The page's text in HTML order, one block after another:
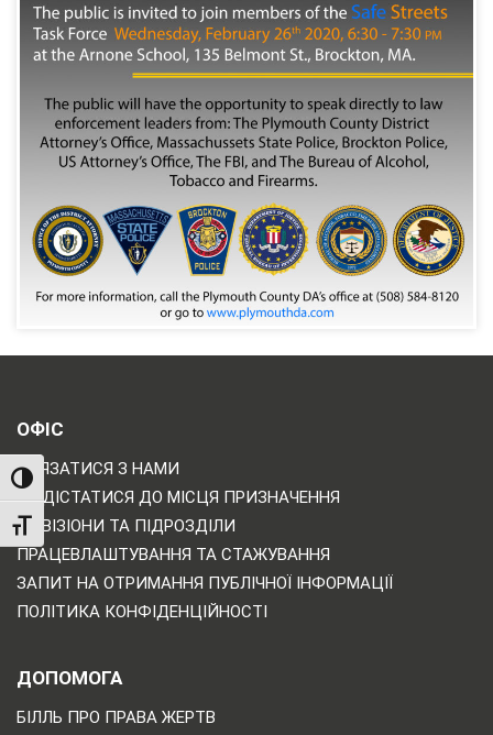
TOGGLE HIGH CONTRAST
TOGGLE FONT SIZE
ОФІС
ЗВ'ЯЗАТИСЯ З НАМИ
ЯК ДІСТАТИСЯ ДО МІСЦЯ ПРИЗНАЧЕННЯ
ДИВІЗІОНИ ТА ПІДРОЗДІЛИ
ПРАЦЕВЛАШТУВАННЯ ТА СТАЖУВАННЯ
ЗАПИТ НА ОТРИМАННЯ ПУБЛІЧНОЇ ІНФОРМАЦІЇ
ПОЛІТИКА КОНФІДЕНЦІЙНОСТІ
ДОПОМОГА
БІЛЛЬ ПРО ПРАВА ЖЕРТВ